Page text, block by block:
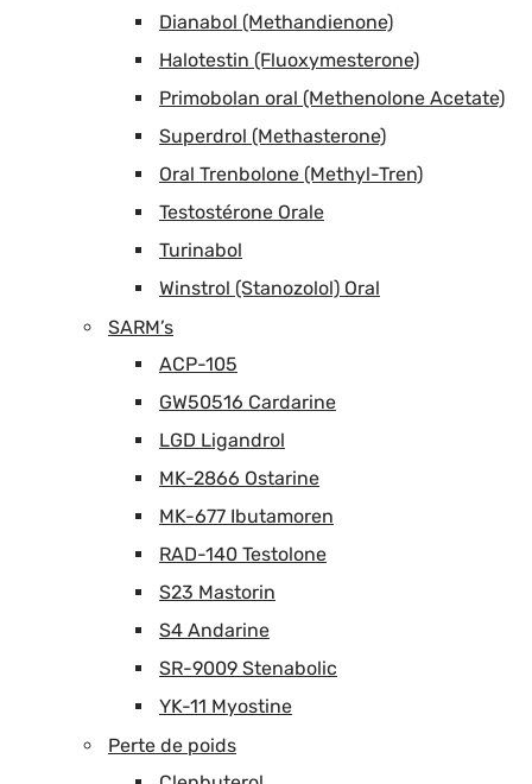
Dianabol (Methandienone)
Halotestin (Fluoxymesterone)
Primobolan oral (Methenolone Acetate)
Superdrol (Methasterone)
Oral Trenbolone (Methyl-Tren)
Testostérone Orale
Turinabol
Winstrol (Stanozolol) Oral
SARM’s
ACP-105
GW50516 Cardarine
LGD Ligandrol
MK-2866 Ostarine
MK-677 Ibutamoren
RAD-140 Testolone
S23 Mastorin
S4 Andarine
SR-9009 Stenabolic
YK-11 Myostine
Perte de poids